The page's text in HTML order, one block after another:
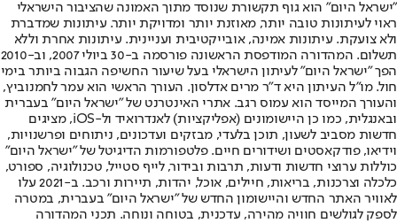
"ישראל היום" הוא גוף תקשורת שנוסד מתוך האמונה שהציבור הישראלי
ראוי לעיתונות טובה יותר, מאוזנת יותר ומדויקת יותר. עיתונות שמדברת
ולא צועקת. עיתונות אמינה, אובייקטיבית ועניינית. עיתונות אחרת וללא
תשלום. המהדורה המודפסת הראשונה פורסמה ב-30 ביולי 2007, וב-2010
הפך "ישראל היום" לעיתון הישראלי בעל שיעור החשיפה הגבוה ביותר בימי
חול. מו"ל העיתון היא ד"ר מרים אדלסון. העורך הראשי הוא עמר לחמנוביץ,
והעורך המייסד הוא עמוס רגב. אתרי האינטרנט של "ישראל היום" בעברית
ובאנגלית, כמו כן היישומונים (אפליקציות) לאנדרואיד ול-iOS, מציגים
חדשות מסביב לשעון, תוכן בלעדי, מבזקים ועדכונים, ניתוחים ופרשנויות,
וידיאו, פודקאסטים ושידורים חיים. פלטפורמות הדיגיטל של "ישראל היום"
כוללות ערוצי חדשות ודעות, תרבות ובידור, לייף סטייל, טכנולוגיה, ספורט,
כלכלה וצרכנות, בריאות, חיילים, אוכל, יהדות, תיירות ורכב. ב-2021 עלו
לאוויר האתר החדש והיישומון החדש של "ישראל היום" בעברית, במטרה
לספק לגולשים חוויה מהירה, עדכנית, בטוחה ונוחה. תכני המהדורה